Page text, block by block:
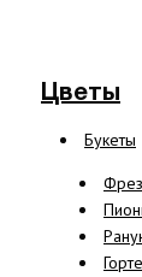
Цветы
Букеты